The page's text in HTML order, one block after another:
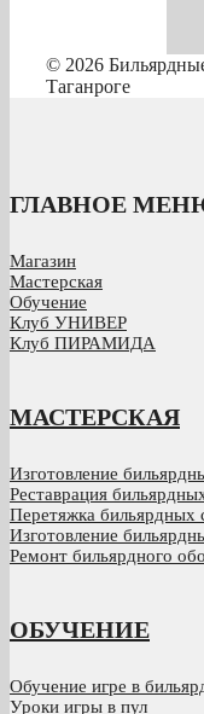
© 2026
Таганроге
ГЛАВНОЕ
Магазин
Мастерская
Обучение
Клуб УНИВЕР
Клуб ПИРАМИДА
МАСТЕРСКАЯ
Изготовление
Реставрация
Перетяжка бильярдных
Изготовление
Ремонт бильярдного
ОБУЧЕНИЕ
Обучение игре в
Уроки игры в пул